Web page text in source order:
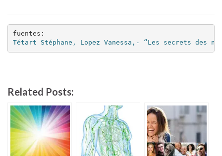
Tétart Stéphane, Lopez Vanessa,- “Les secrets des
Related Posts: